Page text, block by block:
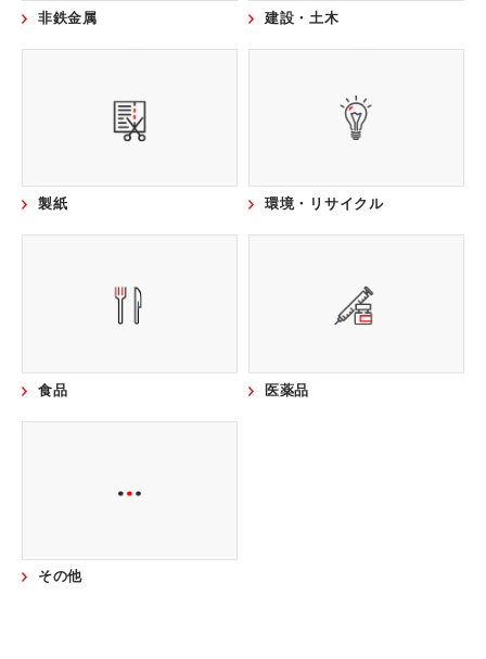
非鉄金属 建設・土木
製紙 環境・リサイクル
食品 医薬品
その他